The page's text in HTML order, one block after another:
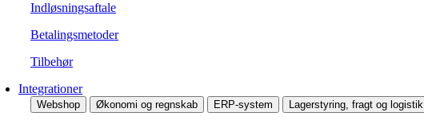
Indløsningsaftale
Betalingsmetoder
Tilbehør
Integrationer
Webshop Økonomi og regnskab ERP-system Lagerstyring, fragt og logistik